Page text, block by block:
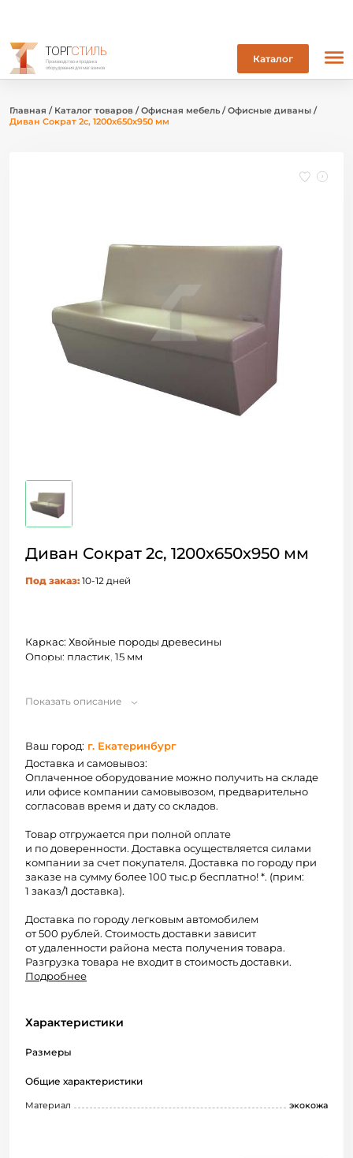
ТОРГСТИЛЬ
Производство и продажа
оборудования для магазинов
Каталог
Главная / Каталог товаров /Офисная мебель /Офисные диваны /
Диван Сократ 2с, 1200х650х950 мм
Диван Сократ 2с, 1200х650х950 мм
Под заказ: 10-12 дней
Каркас: Хвойные породы древесины
Опоры: пластик, 15 мм
Показать описание
Ваш город: г. Екатеринбург
Доставка и самовывоз:
Оплаченное оборудование можно получить на складе
или офисе компании самовывозом, предварительно
согласовав время и дату со складов.
Товар отгружается при полной оплате
и по доверенности. Доставка осуществляется силами
компании за счет покупателя. Доставка по городу при
заказе на сумму более 100 тыс.р бесплатно! *. (прим:
1 заказ/1 доставка).
Доставка по городу легковым автомобилем
от 500 рублей. Стоимость доставки зависит
от удаленности района места получения товара.
Разгрузка товара не входит в стоимость доставки.
Подробнее
Характеристики
Размеры
Общие характеристики
Материал экокожа